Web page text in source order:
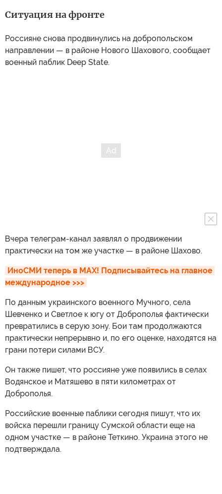
Ситуация на фронте
Россияне снова продвинулись на добропольском
направлении — в районе Нового Шахового, сообщает
военный паблик Deep State.
Вчера телеграм-канал заявлял о продвижении
практически на том же участке — в районе Шахово.
ИноСМИ теперь в MAX! Подписывайтесь на главное
международное >>>
По данным украинского военного Мучного, села
Шевченко и Светлое к югу от Доброполья фактически
превратились в серую зону. Бои там продолжаются
практически непрерывно и, по его оценке, находятся на
грани потери силами ВСУ.
Он также пишет, что россияне уже появились в селах
Водянское и Матяшево в пяти километрах от
Доброполья.
Российские военные паблики сегодня пишут, что их
войска перешли границу Сумской области еще на
одном участке — в районе Теткино. Украина этого не
подтверждала.